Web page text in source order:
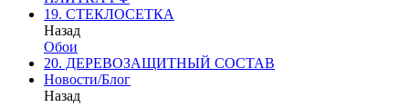
19. СТЕКЛОСЕТКА
Назад
Обои
20. ДЕРЕВОЗАЩИТНЫЙ СОСТАВ
Новости/Блог
Назад